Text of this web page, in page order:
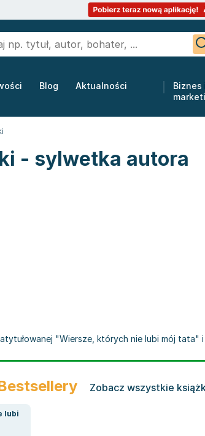
Blog Aktualności
Biznes
- sylwetka autora
"Wiersze, których nie lubi mój
Zobacz wszystkie
lubi